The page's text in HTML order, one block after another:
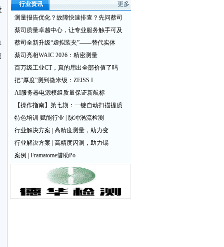
行业资讯
更多
测量报告优化？故障快速排查？先问蔡司
蔡司质量卓越中心，让专业服务触手可及
蔡司全新升级“虚拟装夹”——替代实体
蔡司亮相WAIC 2026：精密测量
百万级工业CT，真的用出全部价值了吗
把“厚度”测到微米级：ZEISS I
AI服务器电源模组质量保证新航标
【操作指南】第七期：一键自动扫描提质
特色培训 赋能行业 | 脉冲涡流检测
行业解决方案 | 高精度测量，助力变
行业解决方案 | 高精度闪测，助力锡
案例 | Framatome借助Po